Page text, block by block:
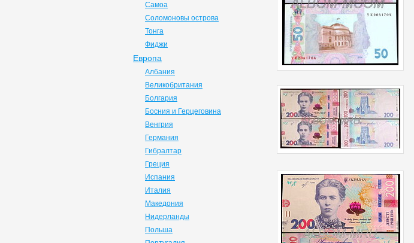
Самоа
Соломоновы острова
Тонга
Фиджи
Европа
Албания
Великобритания
Болгария
Босния и Герцеговина
Венгрия
Германия
Гибралтар
Греция
Испания
Италия
Македония
Нидерланды
Польша